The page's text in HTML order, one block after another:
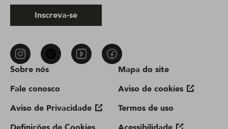
Sobre nós
Fale conosco
Aviso de Privacidade
Mapa do site
Aviso de cookies
Termos de uso
Inscreva-se